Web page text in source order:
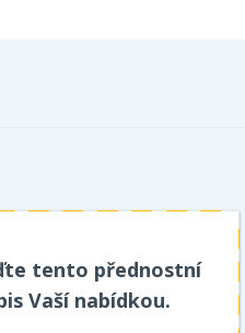
tento přednostní
Vaší nabídkou.